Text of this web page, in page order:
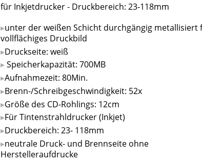
für Inkjetdrucker - Druckbereich: 23-118mm
unter der weißen Schicht durchgängig metallisiert
vollflächiges Druckbild
Druckseite: weiß
Speicherkapazität: 700MB
Aufnahmezeit: 80Min.
Brenn-/Schreibgeschwindigkeit: 52x
Größe des CD-Rohlings: 12cm
Für Tintenstrahldrucker (Inkjet)
Druckbereich: 23- 118mm
neutrale Druck- und Brennseite ohne
Herstelleraufdrucke